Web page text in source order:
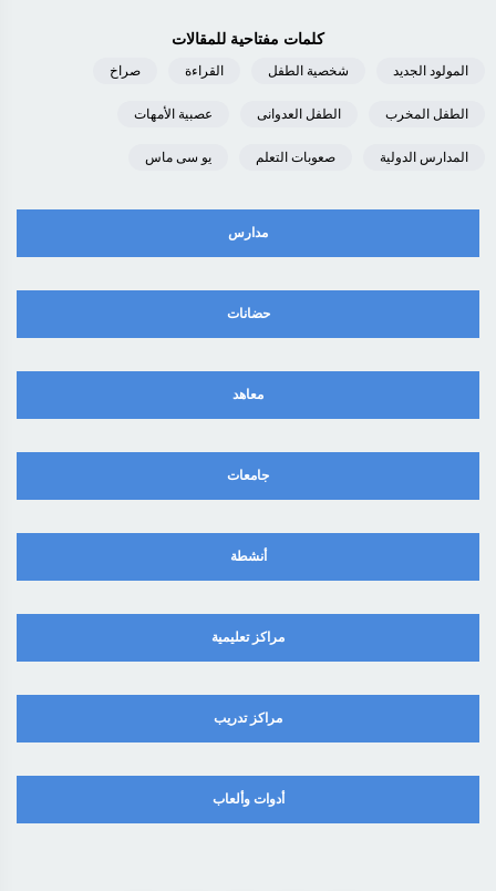
كلمات مفتاحية للمقالات
المولود الجديد شخصية الطفل القراءة صراخ
الطفل المخرب الطفل العدوانى عصبية الأمهات
المدارس الدولية صعوبات التعلم يو سى ماس
مدارس
حضانات
معاهد
جامعات
أنشطة
مراكز تعليمية
مراكز تدريب
أدوات وألعاب